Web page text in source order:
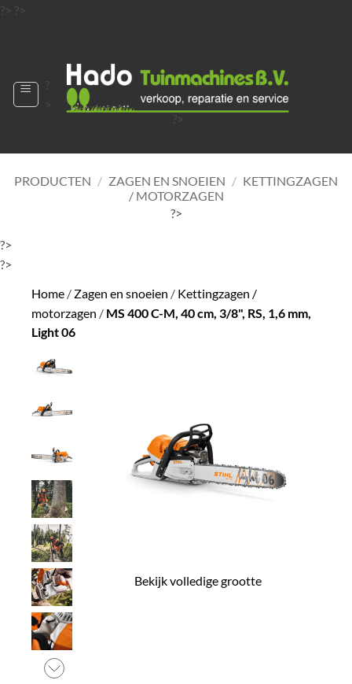
?> ?>
?>
?
PRODUCTEN / ZAGEN EN SNOEIEN / KETTINGZAGEN
/ MOTORZAGEN
?>
?>
?>
Home / Zagen en snoeien / Kettingzagen /
motorzagen / MS 400 C-M, 40 cm, 3/8", RS, 1,6 mm,
Light 06
Bekijk volledige grootte